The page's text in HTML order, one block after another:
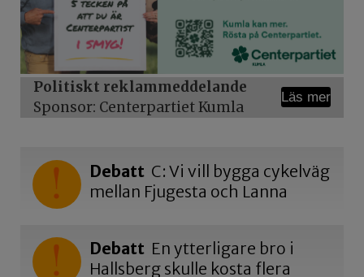
Politiskt reklammeddelande
Sponsor: Centerpartiet Kumla
Läs mer
Debatt C: Vi vill bygga cykelväg
mellan Fjugesta och Lanna
Debatt En ytterligare bro i
Hallsberg skulle kosta flera